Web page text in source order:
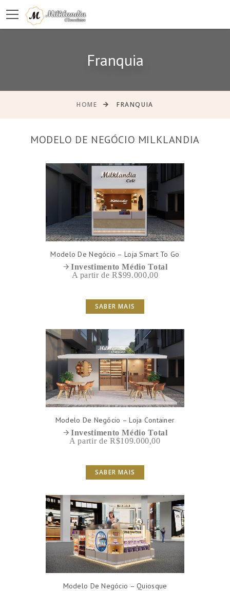
Franquia
HOME FRANQUIA
MODELO DE NEGÓCIO MILKLANDIA
Modelo De Negócio – Loja Smart To Go
Investimento Médio Total
A partir de R$99.000,00
SABER MAIS
Modelo De Negócio – Loja Container
Investimento Médio Total
A partir de R$109.000,00
SABER MAIS
Modelo De Negócio – Quiosque